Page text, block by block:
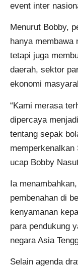
event inter
Menurut Bobby,
hanya membawa
tetapi juga
daerah, sektor
ekonomi
“Kami merasa
dipercaya
tentang sepak
memperkenalkan
ucap Bobby
Ia
pembenahan di
kenyamanan
para pendukung
negara Asia
Selain agenda